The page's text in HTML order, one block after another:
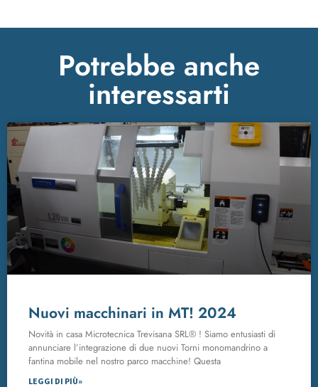
Potrebbe anche
interessarti
Nuovi macchinari in MT! 2024
Novità in casa Microtecnica Trevisana SRL® ! Siamo entusiasti di
annunciare l’integrazione di due nuovi Torni monomandrino a
fantina mobile nel nostro parco macchine! Questa
LEGGI DI PIÙ»